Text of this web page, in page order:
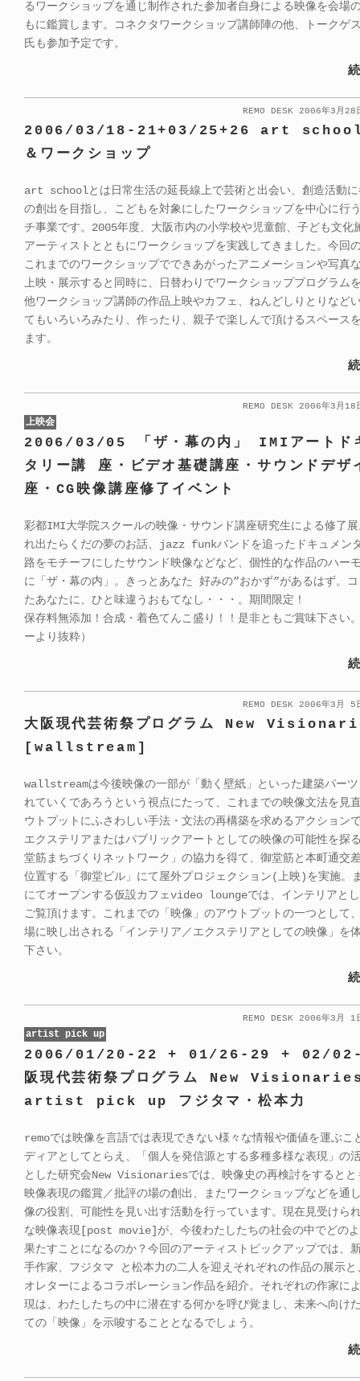
るワークショップを通じ制作された参加者自身による映像を会場
もに鑑賞します。コネクタワークショップ講師陣の他、トークゲ
氏も参加予定です。
REMO DESK 2006年3月
2006/03/18-21+03/25+26 art school
＆ワークショップ
art schoolとは日常生活の延長線上で芸術と出会い、創造活動に
の創出を目指し、こどもを対象にしたワークショップを中心に行
チ事業です。2005年度、大阪市内の小学校や児童館、子ども文化
アーティストとともにワークショップを実践してきました。今回
これまでのワークショップでできあがったアニメーションや写真
上映・展示すると同時に、日替わりでワークショッププログラム
他ワークショップ講師の作品上映やカフェ、ねんどしりとりなど
てもいろいろみたり、作ったり、親子で楽しんで頂けるスペース
ます。
REMO DESK 2006年3月
上映会
2006/03/05 「ザ・幕の内」 IMIアートド
タリー講 座・ビデオ基礎講座・サウンドデザ
座・CG映像講座修了イベント
彩都IMI大学院スクールの映像・サウンド講座研究生による修了
れ出たらくだの夢のお話、jazz funkバンドを追ったドキュメン
路をモチーフにしたサウンド映像などなど、個性的な作品のハー
に「ザ・幕の内」。きっとあなた 好みの”おかず”があるはず。
たあなたに、ひと味違うおもてなし・・・。期間限定！
保存料無添加！合成・着色てんこ盛り！！是非ともご賞味下さい
ーより抜粋）
REMO DESK 2006年3月
大阪現代芸術祭プログラム New
[wallstream]
wallstreamは今後映像の一部が「動く壁紙」といった建築パーツ
れていくであろうという視点にたって、これまでの映像文法を見
ウトプットにふさわしい手法・文法の再構築を求めるアクション
エクステリアまたはパブリックアートとしての映像の可能性を探
堂筋まちづくりネットワーク」の協力を得て、御堂筋と本町通交
位置する「御堂ビル」にて屋外プロジェクション(上映)を実施。
にてオープンする仮設カフェvideo loungeでは、インテリアと
ご覧頂けます。これまでの「映像」のアウトプットの一つとして
場に映し出される「インテリア／エクステリアとしての映像」を
下さい。
REMO DESK 2006年3月
artist pick up
2006/01/20-22 + 01/26-29 + 02/
阪現代芸術祭プログラム New
artist pick up フジタマ・松本力
remoでは映像を言語では表現できない様々な情報や価値を運ぶこ
ディアとしてとらえ、「個人を発信源とする多種多様な表現」の
とした研究会New Visionariesでは、映像史の再検討をするとと
映像表現の鑑賞／批評の場の創出、またワークショップなどを通
像の役割、可能性を見い出す活動を行っています。現在見受けら
な映像表現[post movie]が、今後わたしたちの社会の中でどの
果たすことになるのか？今回のアーティストピックアップでは、
手作家、フジタマ と松本力の二人を迎えそれぞれの作品の展示と
オレターによるコラボレーション作品を紹介。それぞれの作家に
現は、わたしたちの中に潜在する何かを呼び覚まし、未来へ向け
ての「映像」を示唆することとなるでしょう。